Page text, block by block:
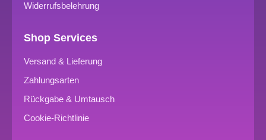
Widerrufsbelehrung
Shop Services
Versand & Lieferung
Zahlungsarten
Rückgabe & Umtausch
Cookie-Richtlinie